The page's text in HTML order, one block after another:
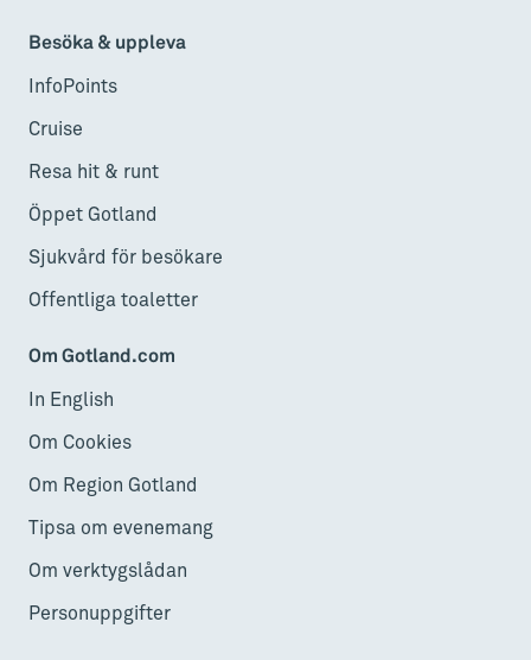
Besöka & uppleva
InfoPoints
Cruise
Resa hit & runt
Öppet Gotland
Sjukvård för besökare
Offentliga toaletter
Om Gotland.com
In English
Om Cookies
Om Region Gotland
Tipsa om evenemang
Om verktygslådan
Personuppgifter